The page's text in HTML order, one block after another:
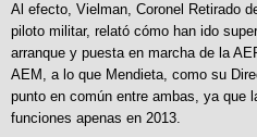
Al efecto, Vielman, Coronel Retirado
piloto militar, relató cómo han ido
arranque y puesta en marcha de la
AEM, a lo que Mendieta, como su
punto en común entre ambas, ya que
funciones apenas en 2013.